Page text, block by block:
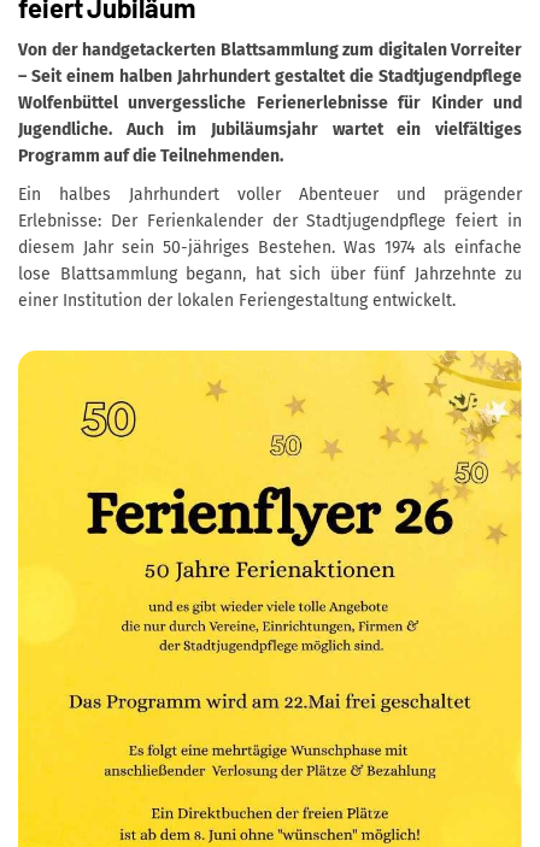
feiert Jubiläum
Von der handgetackerten Blattsammlung zum digitalen Vorreiter
– Seit einem halben Jahrhundert gestaltet die Stadtjugendpflege
Wolfenbüttel unvergessliche Ferienerlebnisse für Kinder und
Jugendliche. Auch im Jubiläumsjahr wartet ein vielfältiges
Programm auf die Teilnehmenden.
Ein halbes Jahrhundert voller Abenteuer und prägender
Erlebnisse: Der Ferienkalender der Stadtjugendpflege feiert in
diesem Jahr sein 50-jähriges Bestehen. Was 1974 als einfache
lose Blattsammlung begann, hat sich über fünf Jahrzehnte zu
einer Institution der lokalen Feriengestaltung entwickelt.